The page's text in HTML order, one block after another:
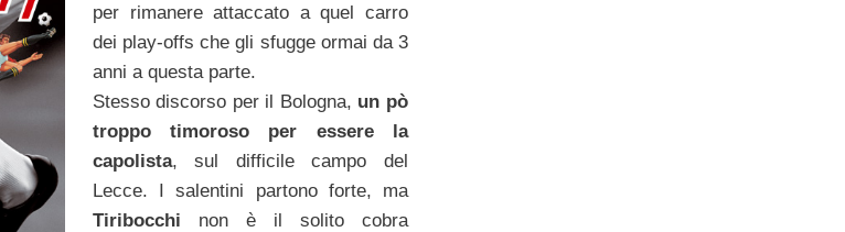
per rimanere attaccato a quel carro
dei play-offs che gli sfugge ormai da 3
anni a questa parte.
Stesso discorso per il Bologna, un pò
troppo timoroso per essere la
capolista, sul difficile campo del
Lecce. I salentini partono forte, ma
Tiribocchi non è il solito cobra